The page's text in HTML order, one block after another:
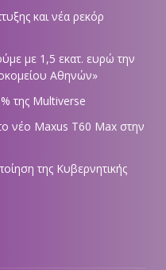
και νέα ρεκόρ
με 1,5 εκατ. ευρώ την
Αθηνών»
της Multiverse
νέο Maxus T60 Max στην
της Κυβερνητικής